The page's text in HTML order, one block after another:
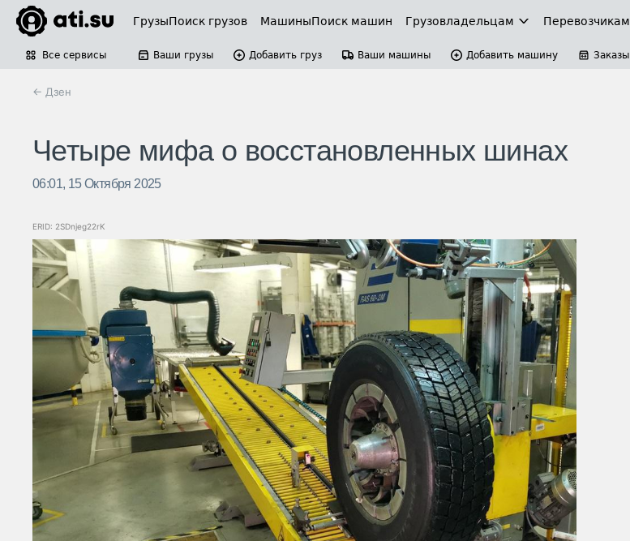
ГрузыПоиск грузов МашиныПоиск машин Грузовладельцам Перевозчикам
Все сервисы Ваши грузы Добавить груз Ваши машины Добавить машину Заказы
← Дзен
Четыре мифа о восстановленных шинах
06:01, 15 Октября 2025
ERID: 2SDnjeg22rK